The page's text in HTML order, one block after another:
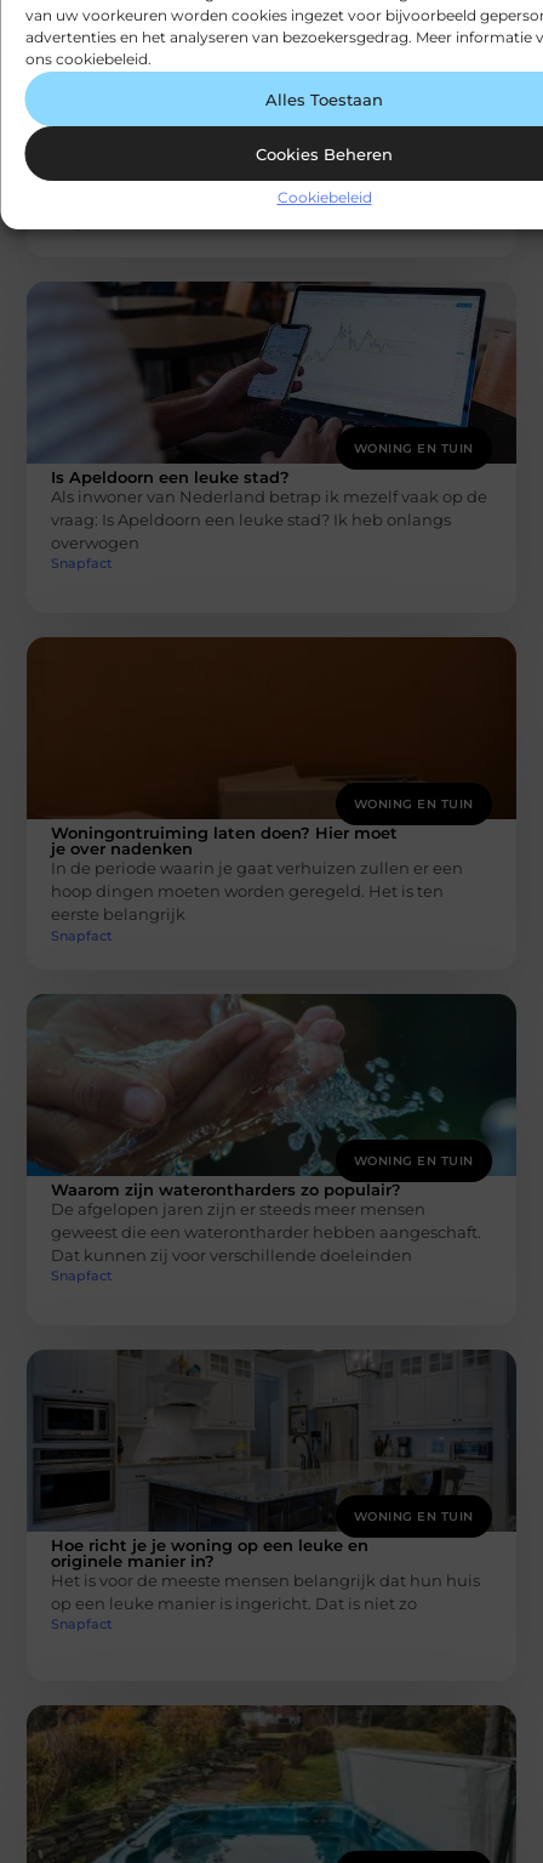
van uw voorkeuren worden cookies ingezet voor bijvoorbeeld
advertenties en het analyseren van bezoekersgedrag. Meer informatie
ons cookiebeleid.
Alles Toestaan
Cookies Beheren
Cookiebeleid
Een donzen dekbed 4-seizoenen is een uitstekende
keuze als u op zoek bent naar een dekbed dat geschikt
WONING EN TUIN
Is Apeldoorn een leuke stad?
Als inwoner van Nederland betrap ik mezelf vaak op de
vraag: Is Apeldoorn een leuke stad? Ik heb onlangs
overwogen
Snapfact
WONING EN TUIN
Woningontruiming laten doen? Hier moet
je over nadenken
In de periode waarin je gaat verhuizen zullen er een
hoop dingen moeten worden geregeld. Het is ten
eerste belangrijk
Snapfact
WONING EN TUIN
Waarom zijn waterontharders zo populair?
De afgelopen jaren zijn er steeds meer mensen
geweest die een waterontharder hebben aangeschaft.
Dat kunnen zij voor verschillende doeleinden
Snapfact
WONING EN TUIN
Hoe richt je je woning op een leuke en
originele manier in?
Het is voor de meeste mensen belangrijk dat hun huis
op een leuke manier is ingericht. Dat is niet zo
Snapfact